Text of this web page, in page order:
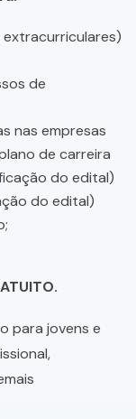
de
nas empresas
de carreira
do edital)
do edital)
para jovens e